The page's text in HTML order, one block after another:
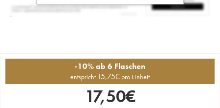
-10% ab 6 Flaschen
entspricht 15,75€ pro Einheit
17,50€